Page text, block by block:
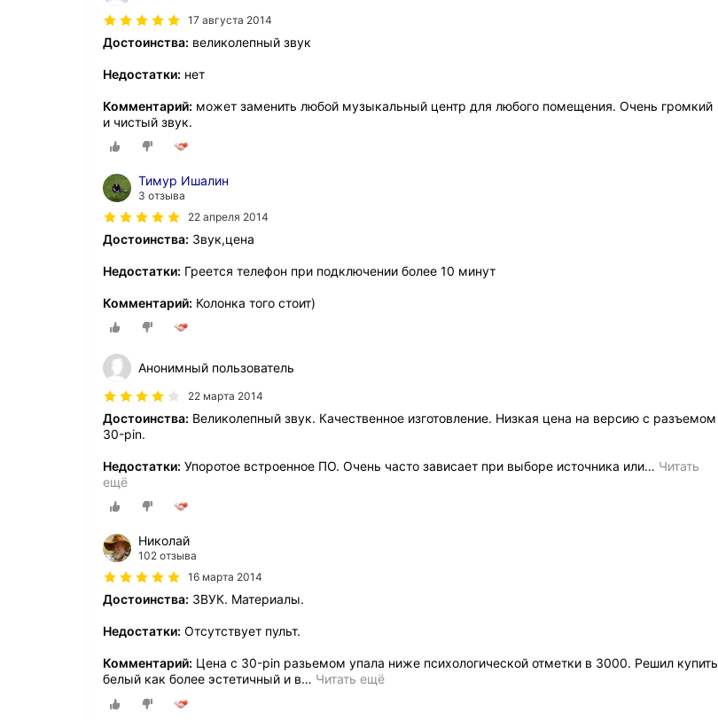
17 августа 2014
Достоинства: великолепный звук
Недостатки: нет
Комментарий: может заменить любой музыкальный центр для любого помещения. Очень громкий
и чистый звук.
Тимур Ишалин
3 отзыва
22 апреля 2014
Достоинства: Звук,цена
Недостатки: Греется телефон при подключении более 10 минут
Комментарий: Колонка того стоит)
Анонимный пользователь
22 марта 2014
Достоинства: Великолепный звук. Качественное изготовление. Низкая цена на версию с разъемом
30-pin.
Недостатки: Упоротое встроенное ПО. Очень часто зависает при выборе источника или… Читать
ещё
Николай
102 отзыва
16 марта 2014
Достоинства: ЗВУК. Материалы.
Недостатки: Отсутствует пульт.
Комментарий: Цена с 30-pin разьемом упала ниже психологической отметки в 3000. Решил купить
белый как более эстетичный и в… Читать ещё